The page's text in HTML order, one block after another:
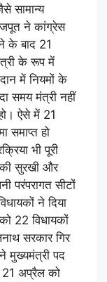
सामान्य
ने कांग्रेस
के बाद 21
के रूप में
में नियमों के
समय मंत्री नहीं
ऐसे में 21
समाप्त हो
भी पूरी
की सुरखी और
परंपरागत सीटों
ने दिया
22 विधायकों
सरकार गिर
मुख्यमंत्री पद
21 अप्रैल को